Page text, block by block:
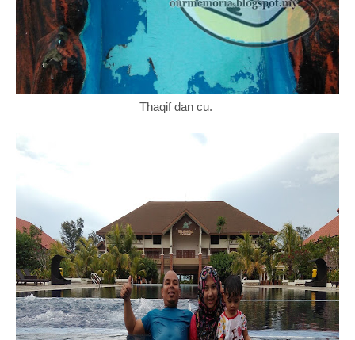
Thaqif dan cu.